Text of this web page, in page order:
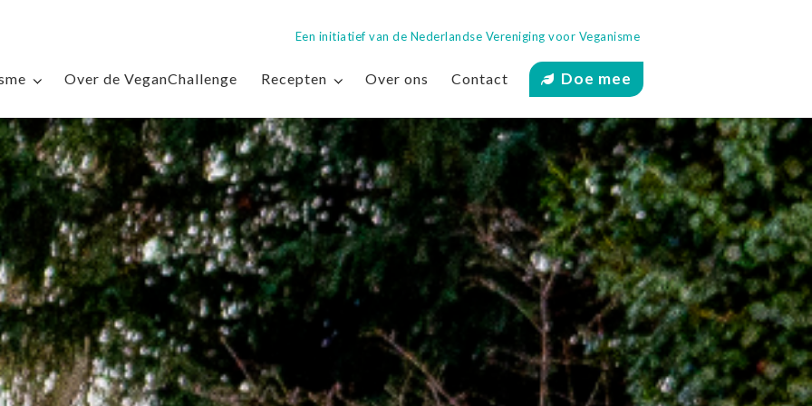
Een initiatief van de Nederlandse Vereniging voor Veganisme
Over de VeganChallenge Recepten Over ons Contact Doe mee